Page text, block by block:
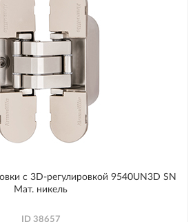
с 3D-регулировкой 9540UN3D SN
Мат. никель
ID 38657